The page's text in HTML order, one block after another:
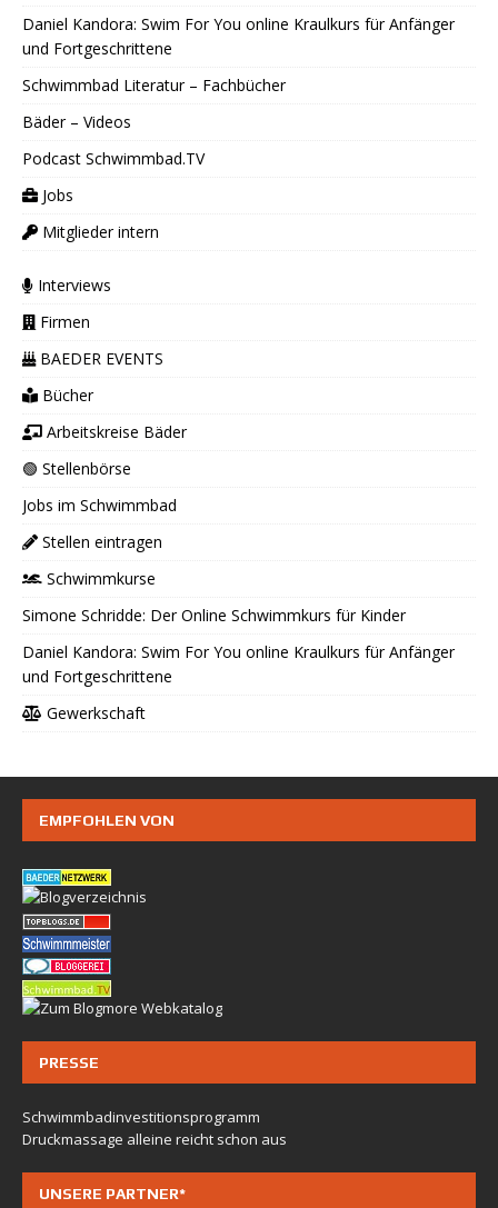
Daniel Kandora: Swim For You online Kraulkurs für Anfänger
und Fortgeschrittene
Schwimmbad Literatur – Fachbücher
Bäder – Videos
Podcast Schwimmbad.TV
Jobs
Mitglieder intern
Interviews
Firmen
BAEDER EVENTS
Bücher
Arbeitskreise Bäder
🟢 Stellenbörse
Jobs im Schwimmbad
Stellen eintragen
Schwimmkurse
Simone Schridde: Der Online Schwimmkurs für Kinder
Daniel Kandora: Swim For You online Kraulkurs für Anfänger
und Fortgeschrittene
Gewerkschaft
EMPFOHLEN VON
PRESSE
Schwimmbadinvestitionsprogramm
Druckmassage alleine reicht schon aus
UNSERE PARTNER*